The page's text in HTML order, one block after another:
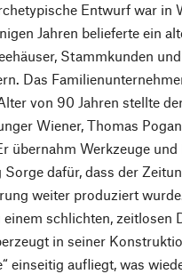
Entwurf war in
Jahren belieferte ein
Stammkunden
Das
von 90 Jahren stellte
Wiener, Thomas
übernahm Werkzeuge
dafür, dass der
weiter produziert
schlichten, zeitlosen
in seiner
einseitig aufliegt, was